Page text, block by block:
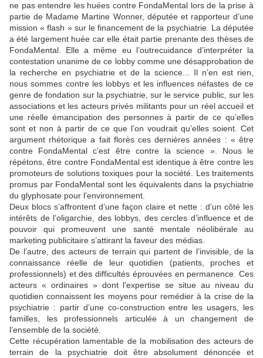
ne pas entendre les huées contre FondaMental lors de la prise à
partie de Madame Martine Wonner, députée et rapporteur d’une
mission « flash » sur le financement de la psychiatrie. La députée
a été largement huée car elle était partie prenante des thèses de
FondaMental. Elle a même eu l’outrecuidance d’interpréter la
contestation unanime de ce lobby comme une désapprobation de
la recherche en psychiatrie et de la science... Il n’en est rien,
nous sommes contre les lobbys et les influences néfastes de ce
genre de fondation sur la psychiatrie, sur le service public, sur les
associations et les acteurs privés militants pour un réel accueil et
une réelle émancipation des personnes à partir de ce qu’elles
sont et non à partir de ce que l’on voudrait qu’elles soient. Cet
argument rhétorique a fait florès ces dernières années : « être
contre FondaMental c’est être contre la science ». Nous le
répétons, être contre FondaMental est identique à être contre les
promoteurs de solutions toxiques pour la société. Les traitements
promus par FondaMental sont les équivalents dans la psychiatrie
du glyphosate pour l’environnement.
Deux blocs s’affrontent d’une façon claire et nette : d’un côté les
intérêts de l’oligarchie, des lobbys, des cercles d’influence et de
pouvoir qui promeuvent une santé mentale néolibérale au
marketing publicitaire s’attirant la faveur des médias.
De l’autre, des acteurs de terrain qui partent de l’invisible, de la
connaissance réelle de leur quotidien (patients, proches et
professionnels) et des difficultés éprouvées en permanence. Ces
acteurs « ordinaires » dont l’expertise se situe au niveau du
quotidien connaissent les moyens pour remédier à la crise de la
psychiatrie : partir d’une co-construction entre les usagers, les
familles, les professionnels articulée à un changement de
l’ensemble de la société.
Cette récupération lamentable de la mobilisation des acteurs de
terrain de la psychiatrie doit être absolument dénoncée et